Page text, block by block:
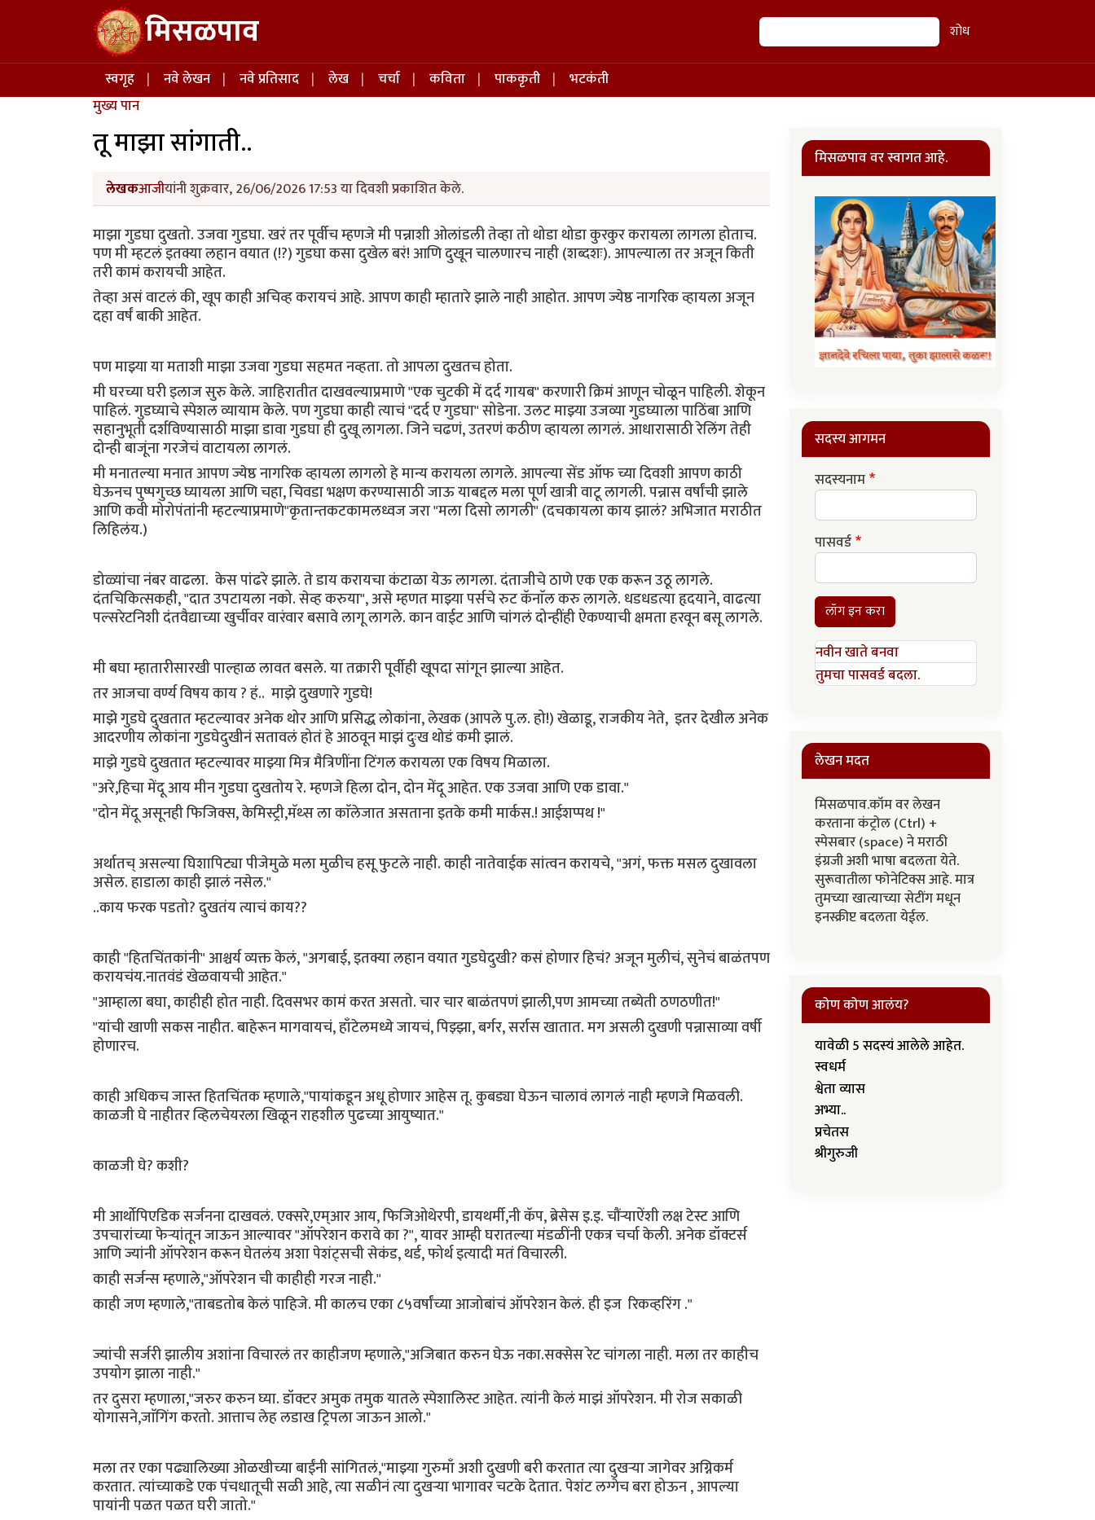
Skip to main content मिसळपाव शोध शोध
Main navigation
स्वगृह नवे लेखन नवे प्रतिसाद लेख चर्चा कविता पाककृती
भटकंती
मुख्य पान
तू माझा सांगाती..
लेखकआजीयांनी शुक्रवार, 26/06/2026 17:53 या दिवशी प्रकाशित केले.
माझा गुडघा दुखतो. उजवा गुडघा. खरं तर पूर्वीच म्हणजे मी पन्नाशी ओलांडली तेव्हा तो थोडा थोडा कुरकुर करायला लागला होताच.
पण मी म्हटलं इतक्या लहान वयात (!?) गुडघा कसा दुखेल बरं! आणि दुखून चालणारच नाही (शब्दशः). आपल्याला तर अजून किती
तरी कामं करायची आहेत.
तेव्हा असं वाटलं की, खूप काही अचिव्ह करायचं आहे. आपण काही म्हातारे झाले नाही आहोत. आपण ज्येष्ठ नागरिक व्हायला अजून
दहा वर्षं बाकी आहेत.
पण माझ्या या मताशी माझा उजवा गुडघा सहमत नव्हता. तो आपला दुखतच होता.
मी घरच्या घरी इलाज सुरु केले. जाहिरातीत दाखवल्याप्रमाणे "एक चुटकी में दर्द गायब" करणारी क्रिमं आणून चोळून पाहिली. शेकून
पाहिलं. गुडघ्याचे स्पेशल व्यायाम केले. पण गुडघा काही त्याचं "दर्द ए गुडघा" सोडेना. उलट माझ्या उजव्या गुडघ्याला पाठिंबा आणि
सहानुभूती दर्शविण्यासाठी माझा डावा गुडघा ही दुखू लागला. जिने चढणं, उतरणं कठीण व्हायला लागलं. आधारासाठी रेलिंग तेही
दोन्ही बाजूंना गरजेचं वाटायला लागलं.
मी मनातल्या मनात आपण ज्येष्ठ नागरिक व्हायला लागलो हे मान्य करायला लागले. आपल्या सेंड ऑफ च्या दिवशी आपण काठी
घेऊनच पुष्पगुच्छ घ्यायला आणि चहा, चिवडा भक्षण करण्यासाठी जाऊ याबद्दल मला पूर्ण खात्री वाटू लागली. पन्नास वर्षांची झाले
आणि कवी मोरोपंतांनी म्हटल्याप्रमाणे"कृतान्तकटकामलध्वज जरा "मला दिसो लागली" (दचकायला काय झालं? अभिजात मराठीत
लिहिलंय.)
डोळ्यांचा नंबर वाढला. केस पांढरे झाले. ते डाय करायचा कंटाळा येऊ लागला. दंताजीचे ठाणे एक एक करून उठू लागले.
दंतचिकित्सकही, "दात उपटायला नको. सेव्ह करुया", असे म्हणत माझ्या पर्सचे रुट कॅनाॅल करु लागले. धडधडत्या हृदयाने, वाढत्या
पल्सरेटनिशी दंतवैद्याच्या खुर्चीवर वारंवार बसावे लागू लागले. कान वाईट आणि चांगलं दोन्हींही ऐकण्याची क्षमता हरवून बसू लागले.
मी बघा म्हातारीसारखी पाल्हाळ लावत बसले. या तक्रारी पूर्वीही खूपदा सांगून झाल्या आहेत.
तर आजचा वर्ण्य विषय काय ? हं.. माझे दुखणारे गुडघे!
माझे गुडघे दुखतात म्हटल्यावर अनेक थोर आणि प्रसिद्ध लोकांना, लेखक (आपले पु.ल. हो!) खेळाडू, राजकीय नेते, इतर देखील अनेक
आदरणीय लोकांना गुडघेदुखीनं सतावलं होतं हे आठवून माझं दुःख थोडं कमी झालं.
माझे गुडघे दुखतात म्हटल्यावर माझ्या मित्र मैत्रिणींना टिंगल करायला एक विषय मिळाला.
"अरे,हिचा मेंदू आय मीन गुडघा दुखतोय रे. म्हणजे हिला दोन, दोन मेंदू आहेत. एक उजवा आणि एक डावा."
"दोन मेंदू असूनही फिजिक्स, केमिस्ट्री,मॅथ्स ला काॅलेजात असताना इतके कमी मार्कस.! आईशप्पथ !"
अर्थातच् असल्या घिशापिट्या पीजेमुळे मला मुळीच हसू फुटले नाही. काही नातेवाईक सांत्वन करायचे, "अगं, फक्त मसल दुखावला
असेल. हाडाला काही झालं नसेल."
..काय फरक पडतो? दुखतंय त्याचं काय??
काही "हितचिंतकांनी" आश्चर्य व्यक्त केलं, "अगबाई, इतक्या लहान वयात गुडघेदुखी? कसं होणार हिचं? अजून मुलीचं, सुनेचं बाळंतपण
करायचंय.नातवंडं खेळवायची आहेत."
"आम्हाला बघा, काहीही होत नाही. दिवसभर कामं करत असतो. चार चार बाळंतपणं झाली,पण आमच्या तब्येती ठणठणीत!"
"यांची खाणी सकस नाहीत. बाहेरून मागवायचं, हाँटेलमध्ये जायचं, पिझ्झा, बर्गर, सर्रास खातात. मग असली दुखणी पन्नासाव्या वर्षी
होणारच.
काही अधिकच जास्त हितचिंतक म्हणाले,"पायांकडून अधू होणार आहेस तू. कुबड्या घेऊन चालावं लागलं नाही म्हणजे मिळवली.
काळजी घे नाहीतर व्हिलचेयरला खिळून राहशील पुढच्या आयुष्यात."
काळजी घे? कशी?
मी आर्थोपिएडिक सर्जनना दाखवलं. एक्सरे,एम्आर आय, फिजिओथेरपी, डायथर्मी,नी कॅप, ब्रेसेस इ.इ. चौंऱ्याऐंशी लक्ष टेस्ट आणि
उपचारांच्या फेऱ्यांतून जाऊन आल्यावर "ऑपरेशन करावे का ?", यावर आम्ही घरातल्या मंडळींनी एकत्र चर्चा केली. अनेक डॉक्टर्स
आणि ज्यांनी ऑपरेशन करून घेतलंय अशा पेशंट्सची सेकंड, थर्ड, फोर्थ इत्यादी मतं विचारली.
काही सर्जन्स म्हणाले,"ऑपरेशन ची काहीही गरज नाही."
काही जण म्हणाले,"ताबडतोब केलं पाहिजे. मी कालच एका ८५वर्षांच्या आजोबांचं ऑपरेशन केलं. ही इज रिकव्हरिंग ."
ज्यांची सर्जरी झालीय अशांना विचारलं तर काहीजण म्हणाले,"अजिबात करुन घेऊ नका.सक्सेस रेट चांगला नाही. मला तर काहीच
उपयोग झाला नाही."
तर दुसरा म्हणाला,"जरुर करुन घ्या. डॉक्टर अमुक तमुक यातले स्पेशालिस्ट आहेत. त्यांनी केलं माझं ऑपरेशन. मी रोज सकाळी
योगासने,जाॅगिंग करतो. आत्ताच लेह लडाख ट्रिपला जाऊन आलो."
मला तर एका पढ्यालिख्या ओळखीच्या बाईंनी सांगितलं,"माझ्या गुरुमाँ अशी दुखणी बरी करतात त्या दुखऱ्या जागेवर अग्निकर्म
करतात. त्यांच्याकडे एक पंचधातूची सळी आहे, त्या सळीनं त्या दुखऱ्या भागावर चटके देतात. पेशंट लग्गेच बरा होऊन , आपल्या
पायांनी पळत पळत घरी जातो."
मिसळपाव वर स्वागत आहे.
सदस्य आगमन
सदस्यनाम
पासवर्ड
लॉग इन करा
नवीन खाते बनवा
तुमचा पासवर्ड बदला.
लेखन मदत
मिसळपाव.कॉम वर लेखन
करताना कंट्रोल (Ctrl) +
स्पेसबार (space) ने मराठी
इंग्रजी अशी भाषा बदलता येते.
सुरूवातीला फोनेटिक्स आहे. मात्र
तुमच्या खात्याच्या सेटींग मधून
इनस्क्रीप्ट बदलता येईल.
कोण कोण आलंय?
यावेळी 5 सदस्यं आलेले आहेत.
स्वधर्म
श्वेता व्यास
अभ्या..
प्रचेतस
श्रीगुरुजी